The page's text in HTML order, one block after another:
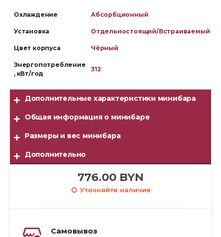
Охлаждение Абсорбционный
Установка Отдельностоящий/Встраиваемый
Цвет корпуса Чёрный
Энергопотребление
, кВт/год
312
Дополнительные характеристики минибара
Общая информация о минибаре
Размеры и вес минибара
Дополнительно
776.00 BYN
Уточняйте наличие
Самовывоз